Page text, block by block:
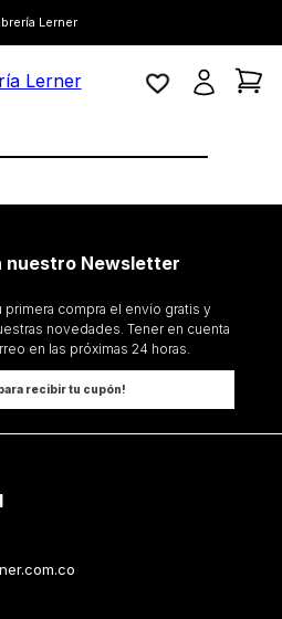
Lerner
nuestro Newsletter
primera compra el envío gratis y
novedades. Tener en cuenta
en las próximas 24 horas.
recibir tu cupón!